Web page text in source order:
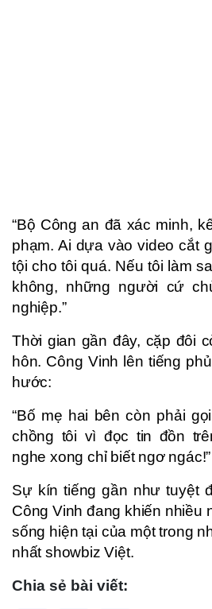
“Bộ Công an đã xác minh,
phạm. Ai dựa vào video cắt
tội cho tôi quá. Nếu tôi làm
không, những người cứ
nghiệp.”
Thời gian gần đây, cặp đôi
hôn. Công Vinh lên tiếng
hước:
“Bố mẹ hai bên còn phải
chồng tôi vì đọc tin đồn
nghe xong chỉ biết ngơ ngác!”
Sự kín tiếng gần như tuyệt
Công Vinh đang khiến nhiều
sống hiện tại của một trong
nhất showbiz Việt.
Chia sẻ bài viết: